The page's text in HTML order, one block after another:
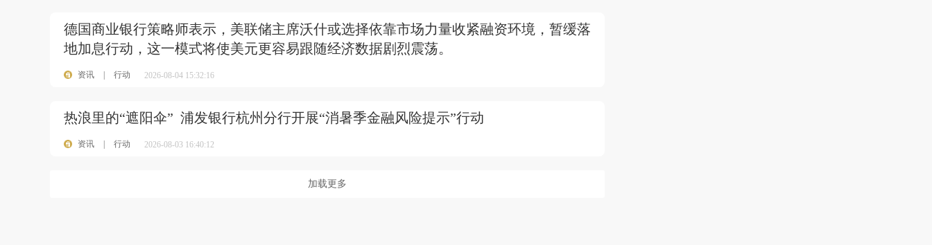
德国商业银行策略师表示，美联储主席沃什或选择依靠市场力量收紧融资环境，暂缓落
地加息行动，这一模式将使美元更容易跟随经济数据剧烈震荡。
资讯 行动 2026-08-04 15:32:16
热浪里的“遮阳伞” 浦发银行杭州分行开展“消暑季金融风险提示”行动
资讯 行动 2026-08-03 16:40:12
加载更多